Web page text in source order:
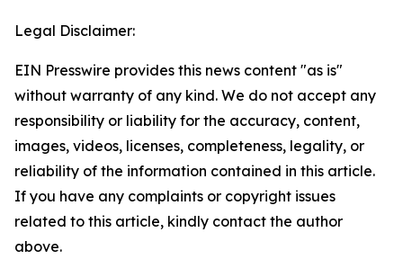
Legal Disclaimer:
EIN Presswire provides this news content "as is"
without warranty of any kind. We do not accept any
responsibility or liability for the accuracy, content,
images, videos, licenses, completeness, legality, or
reliability of the information contained in this article.
If you have any complaints or copyright issues
related to this article, kindly contact the author
above.